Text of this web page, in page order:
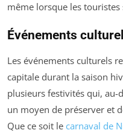
même lorsque les
Événements
Les événements culturels
capitale durant la saison
plusieurs festivités qui, au-
un moyen de préserver et
Que ce soit le carnaval de